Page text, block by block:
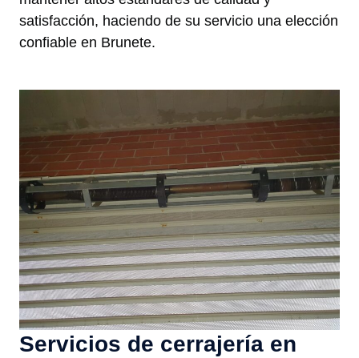
satisfacción, haciendo de su servicio una elección
confiable en Brunete.
Servicios de cerrajería en